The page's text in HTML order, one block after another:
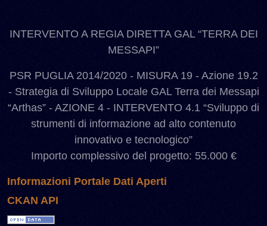
INTERVENTO A REGIA DIRETTA GAL “TERRA DEI
MESSAPI”
PSR PUGLIA 2014/2020 - MISURA 19 - Azione 19.2
- Strategia di Sviluppo Locale GAL Terra dei Messapi
“Arthas” - AZIONE 4 - INTERVENTO 4.1 “Sviluppo di
strumenti di informazione ad alto contenuto
innovativo e tecnologico”
Importo complessivo del progetto: 55.000 €
Informazioni Portale Dati Aperti
CKAN API